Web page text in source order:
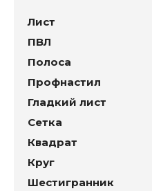
Лист
ПВЛ
Полоса
Профнастил
Гладкий лист
Сетка
Квадрат
Круг
Шестигранник